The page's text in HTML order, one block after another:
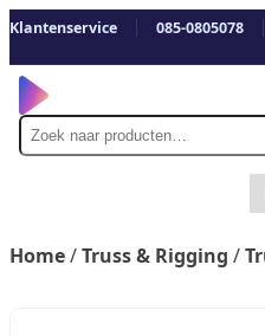
Klantenservice 085-0805078
Zoek
naar
Home/Truss & Rigging /